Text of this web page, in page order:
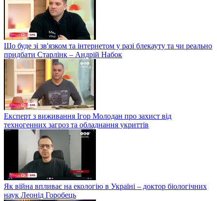
Що буде зі зв'язком та інтернетом у разі блекауту та чи реально
придбати Старлінк – Андрій Набок
Експерт з виживання Ігор Молодан про захист від
техногенних загроз та обладнання укриттів
Як війна впливає на екологію в Україні – доктор біологічних
наук Леонід Горобець